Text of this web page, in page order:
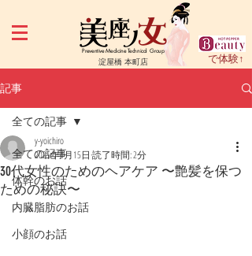
Preventive Medicine Technical Group
淀屋橋 本町店 で体験↑
記事
全ての記事
体幹のお話
内臓脂肪のお話
小顔のお話
全ての記事
30代女性のためのヘアケア 〜艶髪を保つ
ための秘訣〜
y-yoichiro
2025年4月15日 読了時間: 2分